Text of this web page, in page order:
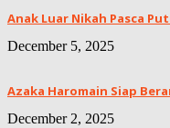
Anak Luar Nikah Pasca
December 5, 2025
Azaka Haromain Siap
December 2, 2025